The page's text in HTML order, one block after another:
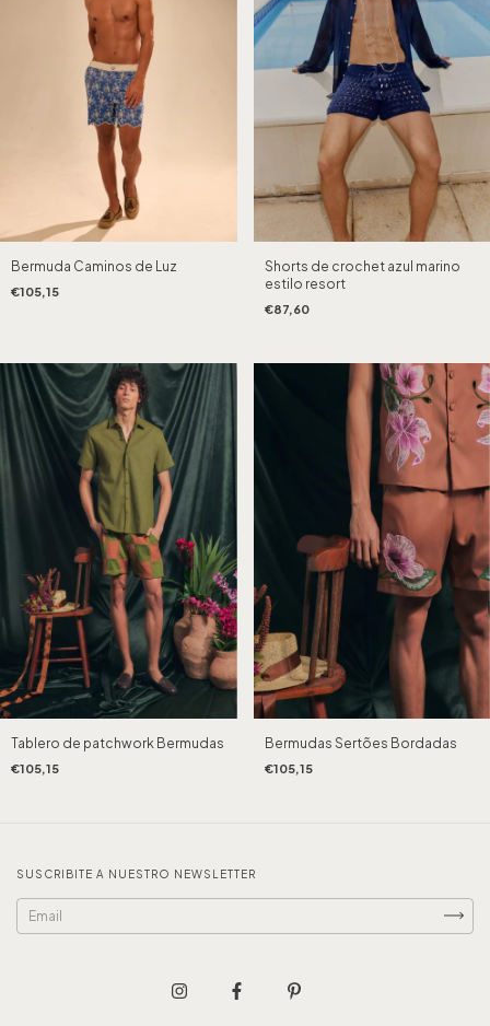
Bermuda Caminos de Luz
€105,15
Shorts de crochet azul marino
estilo resort
€87,60
Tablero de patchwork Bermudas
€105,15
Bermudas Sertões Bordadas
€105,15
SUSCRIBITE A NUESTRO NEWSLETTER